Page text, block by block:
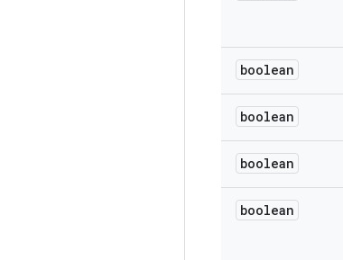
boolean
boolean
boolean
boolean